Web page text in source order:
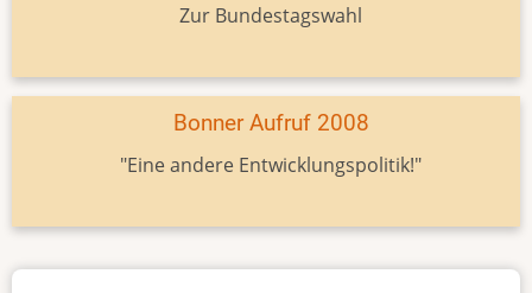
Zur Bundestagswahl
Bonner Aufruf 2008
"Eine andere Entwicklungspolitik!"